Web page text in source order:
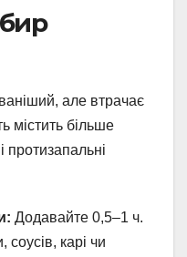
але втрачає
містить більше
протизапальні
Додавайте 0,5–1 ч.
соусів, карі чи